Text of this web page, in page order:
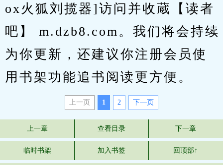
ox火狐刘揽器]访问并收蔵【读者
吧】 m.dzb8.com。我们将会持续
为你更新，还建议你注册会员使
用书架功能追书阅读更方便。
上一页 1 2 下—页
上一章 查看目录 下一章
临时书架 加入书签 回顶部↑